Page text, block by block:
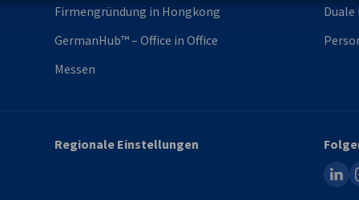
Firmengründung in Hongkong
GermanHub™ – Office in Office
Messen
Regionale Einstellungen